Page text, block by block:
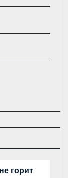
горит